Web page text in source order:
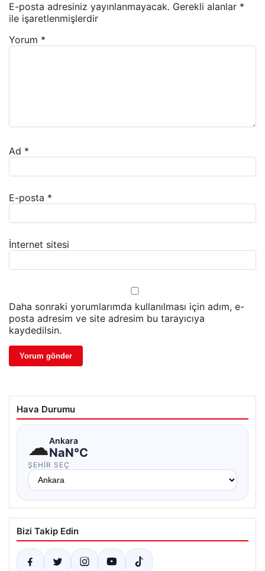
E-posta adresiniz yayınlanmayacak. Gerekli alanlar *
ile işaretlenmişlerdir
Yorum *
Ad *
E-posta *
İnternet sitesi
Daha sonraki yorumlarımda kullanılması için adım, e-
posta adresim ve site adresim bu tarayıcıya
kaydedilsin.
Hava Durumu
☁Ankara
NaN°C
ŞEHIR SEÇ
Bizi Takip Edin